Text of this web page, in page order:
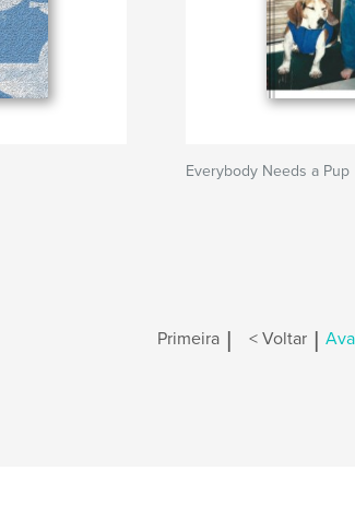
Everybody Needs a Pup
Primeira | < Voltar |